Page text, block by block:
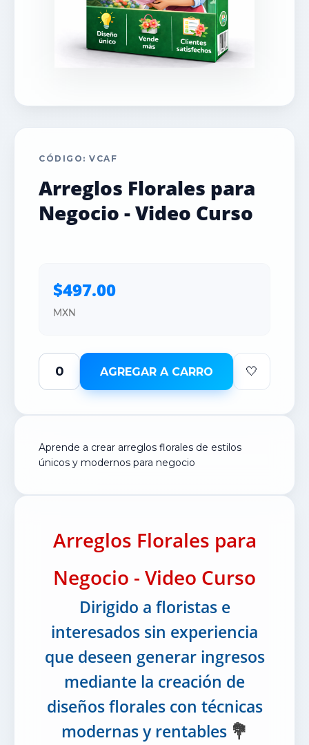
CÓDIGO: VCAF
Arreglos Florales para
Negocio - Video Curso
$497.00
MXN
AGREGAR A CARRO 🤍
Aprende a crear arreglos florales de estilos
únicos y modernos para negocio
Arreglos Florales para
Negocio - Video Curso
Dirigido a floristas e
interesados sin experiencia
que deseen generar ingresos
mediante la creación de
diseños florales con técnicas
modernas y rentables 💐